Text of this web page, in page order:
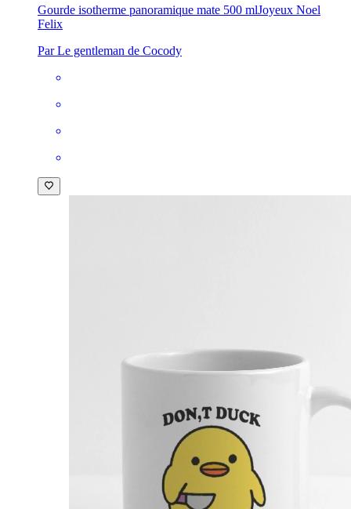
Gourde isotherme panoramique mate 500 mlJoyeux Noel
Felix
Par Le gentleman de Cocody